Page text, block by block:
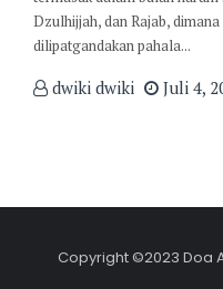
Dzulhijjah, dan Rajab,
dilipatgandakan pahala...
dwiki dwiki Juli 4,
Copyright ©2023 Doa